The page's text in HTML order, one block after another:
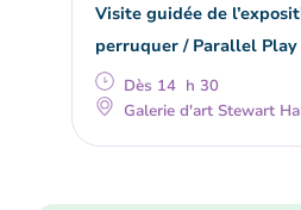
Visite guidée de
perruquer / Parallel Play
Dès 14 h 30
Galerie d'art Stewart